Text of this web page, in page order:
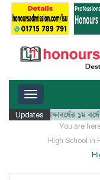
Toggle
Updates
২০২৫-২৬ শিক্ষাবর্ষের ১ম বর্ষের
You are
High School in